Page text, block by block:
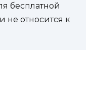
бесплатной
не относится к